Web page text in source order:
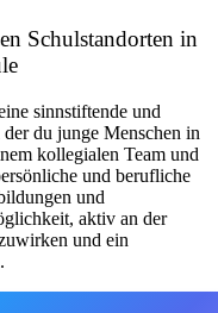
Schulstandorten in
sinnstiftende und
du junge Menschen in
kollegialen Team und
und berufliche
und
aktiv an der
und ein